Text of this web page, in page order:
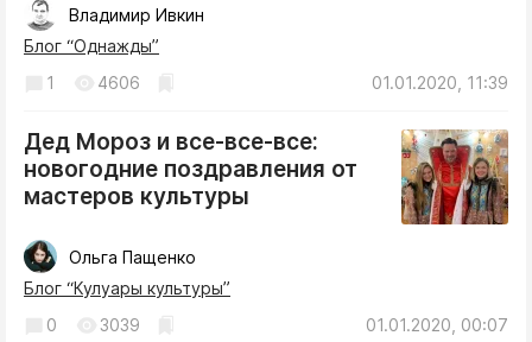
Владимир Ивкин
Блог “Однажды”
01.01.2020, 11:39
1 4606
Дед Мороз и все-все-все:
новогодние поздравления от
мастеров культуры
Ольга Пащенко
Блог “Кулуары культуры”
01.01.2020, 00:07
0 3039